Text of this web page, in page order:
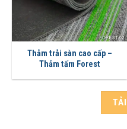
Thảm trải sàn cao cấp –
Thảm tấm Forest